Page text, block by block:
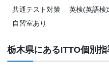
共通テスト対策
英検(英語検
自習室あり
栃木県にあるITTO個別